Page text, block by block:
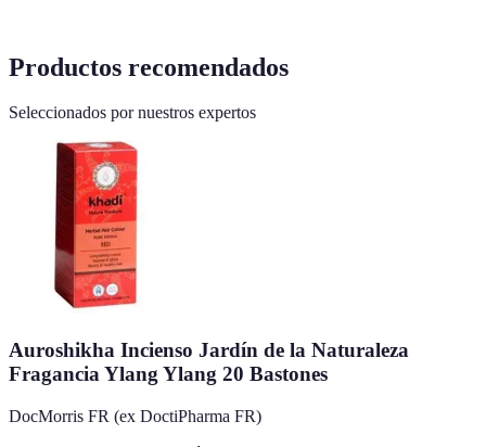
Productos recomendados
Seleccionados por nuestros expertos
Auroshikha Incienso Jardín de la Naturaleza
Fragancia Ylang Ylang 20 Bastones
DocMorris FR (ex DoctiPharma FR)